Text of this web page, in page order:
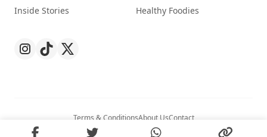
Inside Stories
Healthy Foodies
Terms & ConditionsAbout UsContact